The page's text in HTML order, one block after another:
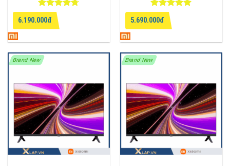
Được xếp
hạng4.67
5 sao
6.190.000đ
Được xếp
hạng5
sao
5.690.000đ
Brand New Brand New